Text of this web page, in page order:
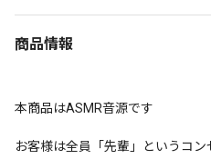
商品情報
本商品はASMR音源です
お客様は全員「先輩」というコ